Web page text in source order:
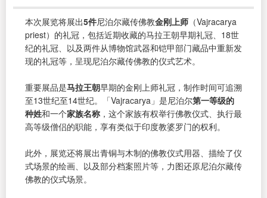
本次展览将展出5件尼泊尔藏传佛教金刚上师 （Vajracarya
priest）的礼冠，包括近期收藏的马拉王朝早期礼冠、18世
纪的礼冠、以及两件从博物馆武器和铠甲部门藏品中重新发
现的礼冠等，呈现尼泊尔藏传佛教的仪式艺术。
重要展品是马拉王朝早期的金刚上师礼冠，制作时间可追溯
至13世纪至14世纪。「Vajracarya」是尼泊尔第一等级的
种姓和一个家族名称 ，这个家族有权举行佛教仪式、执行最
高等级僧侣的职能，享有类似于印度教婆罗门的权利。
此外，展览还将展出青铜与木制的佛教仪式用器、描绘了仪
式场景的绘画、以及部分档案照片等，力图还原尼泊尔藏传
佛教的仪式场景。